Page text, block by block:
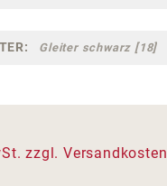
Gleiter schwarz [18]
zzgl. Versandkosten